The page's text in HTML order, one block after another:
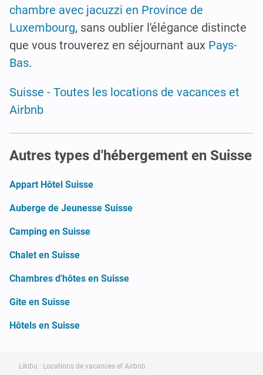
chambre avec jacuzzi en Province de
Luxembourg, sans oublier l'élégance distincte
que vous trouverez en séjournant aux Pays-
Bas.
Suisse - Toutes les locations de vacances et
Airbnb
Autres types d'hébergement en Suisse
Appart Hôtel Suisse
Auberge de Jeunesse Suisse
Camping en Suisse
Chalet en Suisse
Chambres d'hôtes en Suisse
Gite en Suisse
Hôtels en Suisse
Likibu : Locations de vacances et Airbnb